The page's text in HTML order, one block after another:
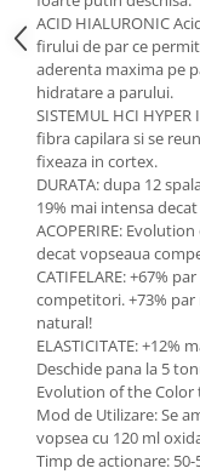
ACID HIALURONIC
firului de par ce
aderenta maxima pe
hidratare a parului.
SISTEMUL HCI
fibra capilara si se
fixeaza in cortex.
DURATA: dupa 12
19% mai intensa
ACOPERIRE:
decat vopseaua
CATIFELARE: +67%
competitori. +73%
natural!
ELASTICITATE: +12%
Deschide pana la 5
Evolution of the Color
Mod de Utilizare: Se
vopsea cu 120 ml
Timp de actionare: